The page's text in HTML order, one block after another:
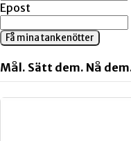
Epost
Få mina tankenötter
Mål. Sätt dem. Nå